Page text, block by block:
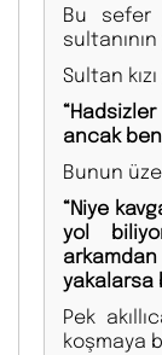
Bu sefer
Sultan
ancak
Bunun
“Niye
yol
yakalarsa
Pek
koşmaya